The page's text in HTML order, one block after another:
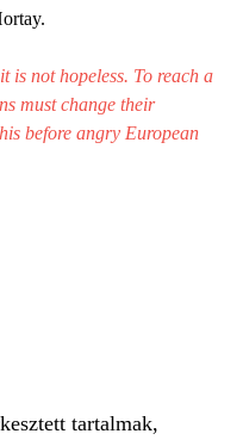
is not hopeless. To reach a
must change their
before angry European
tartalmak,